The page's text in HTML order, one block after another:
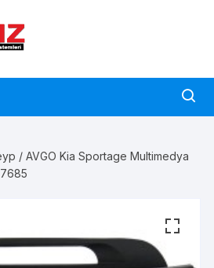
/ AVGO Kia Sportage Multimedya